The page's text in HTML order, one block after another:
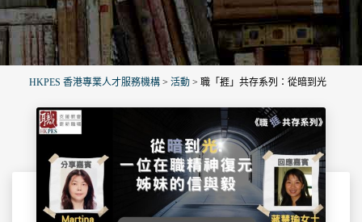
HKPES 香港專業人才服務機構 > 活動 > 職「捱」共存系列：從暗到光